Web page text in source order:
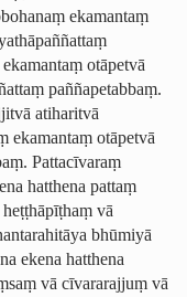
ekamantaṃ
otāpetvā
paññapetabbaṃ.
atiharitvā
ekamantaṃ otāpetvā
Pattacīvaraṃ
hatthena pattaṃ
vā
bhūmiyā
ekena hatthena
vā cīvararajjuṃ vā